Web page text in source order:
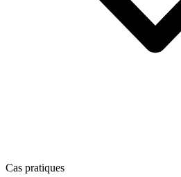
Cas pratiques